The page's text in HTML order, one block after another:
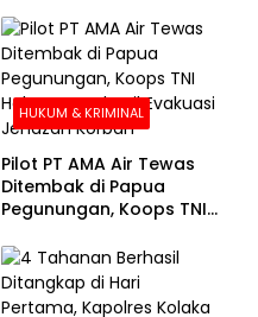
HUKUM & KRIMINAL
Pilot PT AMA Air Tewas
Ditembak di Papua
Pegunungan, Koops TNI
Evakuasi Jenazah
Korban